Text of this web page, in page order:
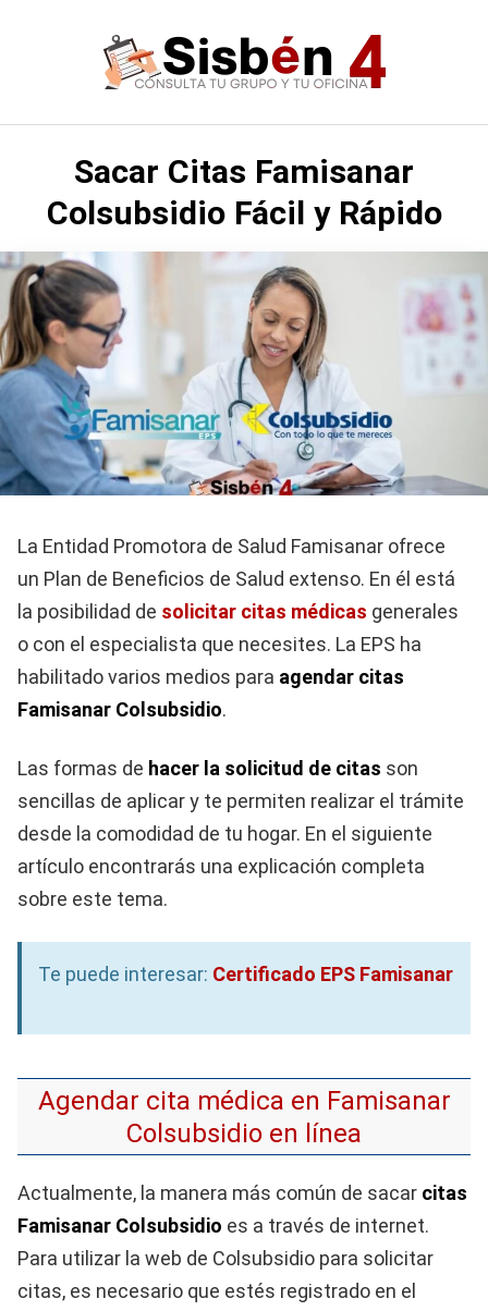
Sacar Citas Famisanar
Colsubsidio Fácil y Rápido
La Entidad Promotora de Salud Famisanar ofrece
un Plan de Beneficios de Salud extenso. En él está
la posibilidad de solicitar citas médicas generales
o con el especialista que necesites. La EPS ha
habilitado varios medios para agendar citas
Famisanar Colsubsidio.
Las formas de hacer la solicitud de citas son
sencillas de aplicar y te permiten realizar el trámite
desde la comodidad de tu hogar. En el siguiente
artículo encontrarás una explicación completa
sobre este tema.
Te puede interesar: Certificado EPS Famisanar
Agendar cita médica en Famisanar
Colsubsidio en línea
Actualmente, la manera más común de sacar citas
Famisanar Colsubsidio es a través de internet.
Para utilizar la web de Colsubsidio para solicitar
citas, es necesario que estés registrado en el